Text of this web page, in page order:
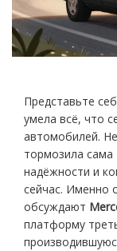
Представьте
умела всё, что
автомобилей.
тормозила сама
надёжности и
сейчас. Именно
обсуждают
платформу